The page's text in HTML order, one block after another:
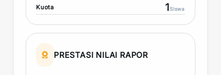
Kuota 1Siswa
PRESTASI NILAI RAPOR